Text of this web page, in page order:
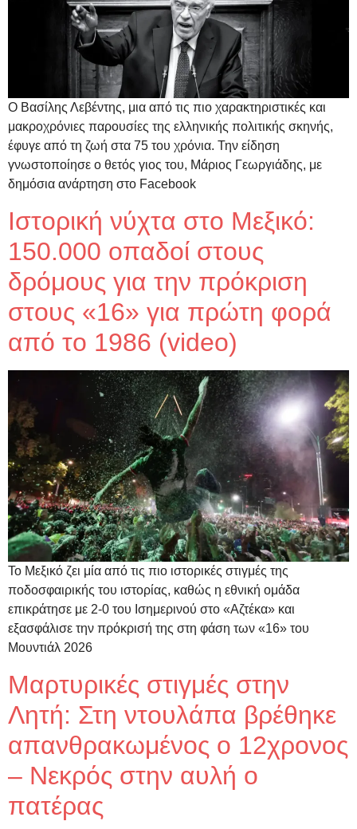
Ο Βασίλης Λεβέντης, μια από τις πιο χαρακτηριστικές και
μακροχρόνιες παρουσίες της ελληνικής πολιτικής σκηνής,
έφυγε από τη ζωή στα 75 του χρόνια. Την είδηση
γνωστοποίησε ο θετός γιος του, Μάριος Γεωργιάδης, με
δημόσια ανάρτηση στο Facebook
Ιστορική νύχτα στο Μεξικό:
150.000 οπαδοί στους
δρόμους για την πρόκριση
στους «16» για πρώτη φορά
από το 1986 (video)
Το Μεξικό ζει μία από τις πιο ιστορικές στιγμές της
ποδοσφαιρικής του ιστορίας, καθώς η εθνική ομάδα
επικράτησε με 2-0 του Ισημερινού στο «Αζτέκα» και
εξασφάλισε την πρόκρισή της στη φάση των «16» του
Μουντιάλ 2026
Μαρτυρικές στιγμές στην
Λητή: Στη ντουλάπα βρέθηκε
απανθρακωμένος ο 12χρονος
– Νεκρός στην αυλή ο
πατέρας